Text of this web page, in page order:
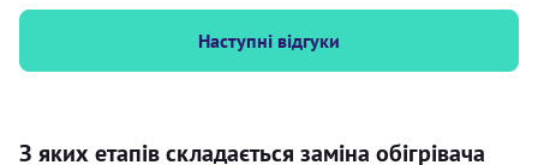
Наступні відгуки
З яких етапів складається заміна обігрівача